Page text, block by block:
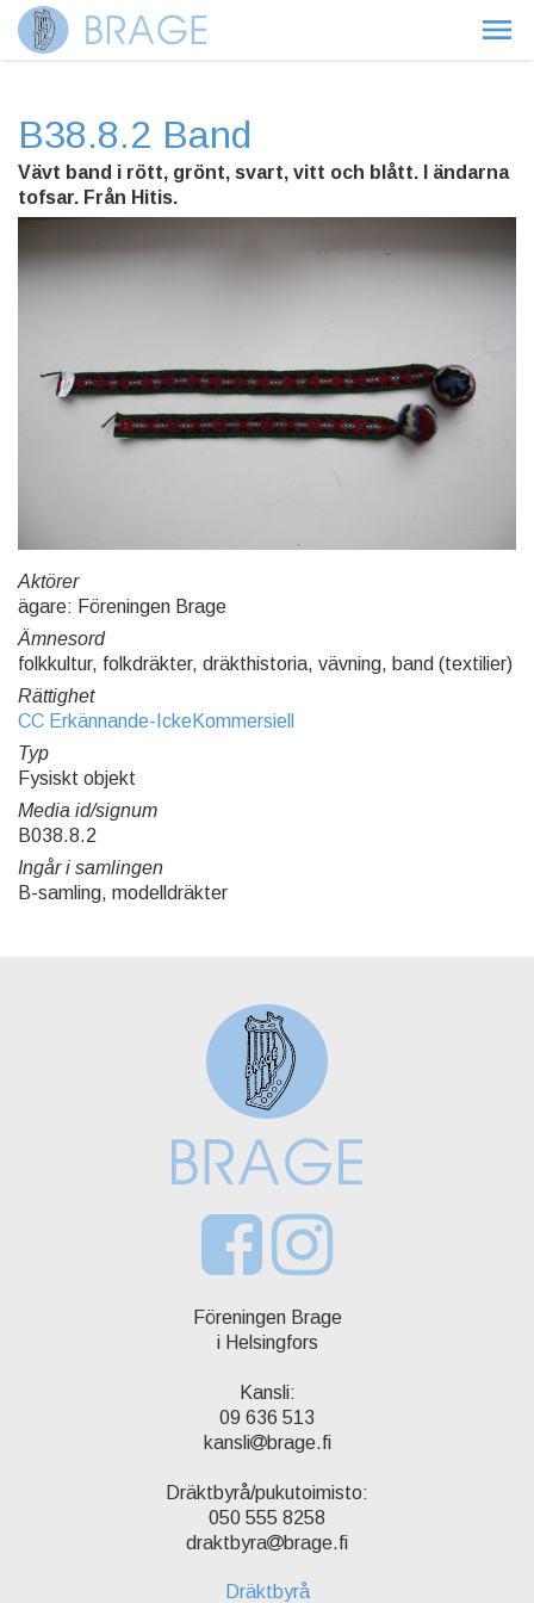
B38.8.2 Band
Vävt band i rött, grönt, svart, vitt och blått. I ändarna
tofsar. Från Hitis.
Aktörer
ägare: Föreningen Brage
Ämnesord
folkkultur, folkdräkter, dräkthistoria, vävning, band (textilier)
Rättighet
CC Erkännande-IckeKommersiell
Typ
Fysiskt objekt
Media id/signum
B038.8.2
Ingår i samlingen
B-samling, modelldräkter
Föreningen Brage
i Helsingfors
Kansli:
09 636 513
kansli
brage.fi
Dräktbyrå/pukutoimisto:
050 555 8258
draktbyra
brage.fi
Dräktbyrå